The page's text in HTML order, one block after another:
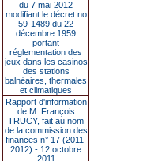
du 7 mai 2012
modifiant le décret no
59-1489 du 22
décembre 1959
portant
réglementation des
jeux dans les casinos
des stations
balnéaires, thermales
et climatiques
Rapport d'information
de M. François
TRUCY, fait au nom
de la commission des
finances n° 17 (2011-
2012) - 12 octobre
2011